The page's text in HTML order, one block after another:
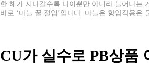
한 해가 지나갈수록 나이뿐만 아니라 늘어나는
바로 ‘마늘 꿀 절임’입니다. 마늘은 항암작용은
CU가 실수로 PB상품